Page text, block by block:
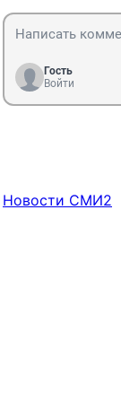
Гость
Войти
Новости СМИ2